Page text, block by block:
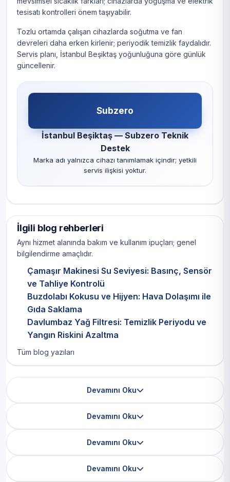
tesisatı kontrolleri önem taşıyabilir.
Tozlu ortamda çalışan cihazlarda soğutma ve fan
devreleri daha erken kirlenir; periyodik temizlik faydalıdır.
Servis planı, İstanbul Beşiktaş yoğunluğuna göre günlük
güncellenir.
Subzero
İstanbul Beşiktaş — Subzero Teknik
Destek
Marka adı yalnızca cihazı tanımlamak içindir; yetkili
servis ilişkisi yoktur.
İlgili blog rehberleri
Aynı hizmet alanında bakım ve kullanım ipuçları; genel
bilgilendirme amaçlıdır.
Çamaşır Makinesi Su Seviyesi: Basınç, Sensör
ve Tahliye Kontrolü
Buzdolabı Kokusu ve Hijyen: Hava Dolaşımı ile
Gıda Saklama
Davlumbaz Yağ Filtresi: Temizlik Periyodu ve
Yangın Riskini Azaltma
Tüm blog yazıları
Devamını Oku
Devamını Oku
Devamını Oku
Devamını Oku